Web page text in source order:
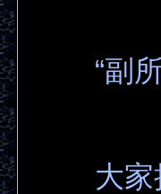
“副所
大家抬